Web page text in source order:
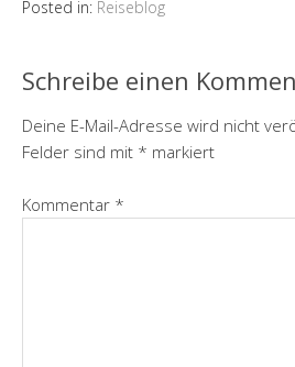
Posted in: Reiseblog
Schreibe einen
Deine E-Mail-Adresse wird nicht
Felder sind mit * markiert
Kommentar *